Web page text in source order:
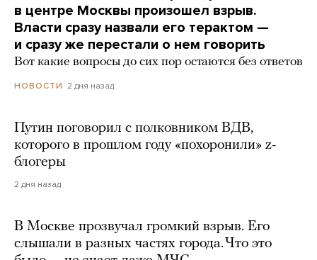
в центре Москвы произошел взрыв.
Власти сразу назвали его терактом —
и сразу же перестали о нем говорить
Вот какие вопросы до сих пор остаются без ответов
НОВОСТИ 2 дня назад
Путин поговорил с полковником ВДВ,
которого в прошлом году «похоронили» z-
блогеры
2 дня назад
В Москве прозвучал громкий взрыв. Его
слышали в разных частях города. Что это